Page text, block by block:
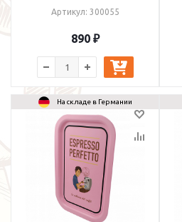
Артикул: 300055
890 ₽
На складе в Германии